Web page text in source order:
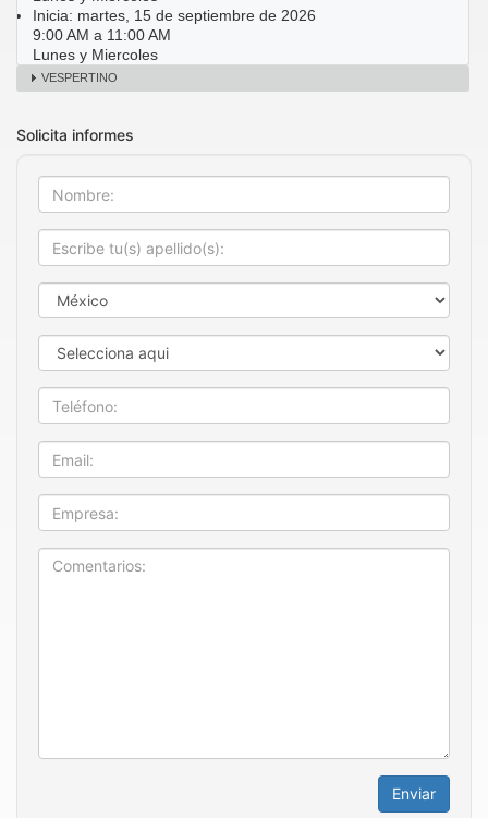
Inicia: martes, 15 de septiembre de 2026
9:00 AM a 11:00 AM
Lunes y Miercoles
VESPERTINO
Solicita informes
Nombre
Apellido
País
Estado
Teléfono
Email
Empresa
Enviar